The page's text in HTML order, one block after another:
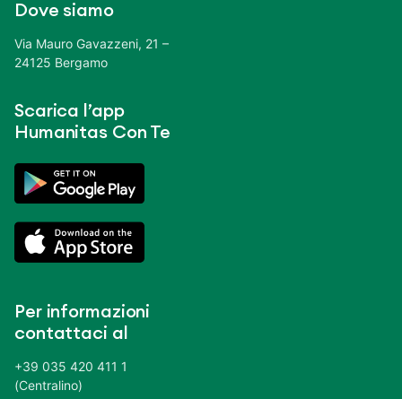
Dove siamo
Via Mauro Gavazzeni, 21 –
24125 Bergamo
Scarica l’app
Humanitas Con Te
Per informazioni
contattaci al
+39 035 420 411 1
(Centralino)